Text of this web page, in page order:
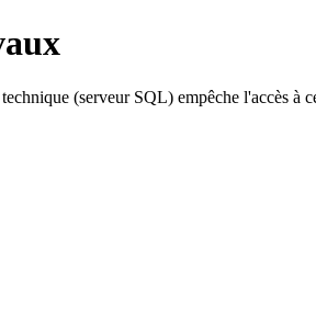
(serveur SQL) empêche l'accès à